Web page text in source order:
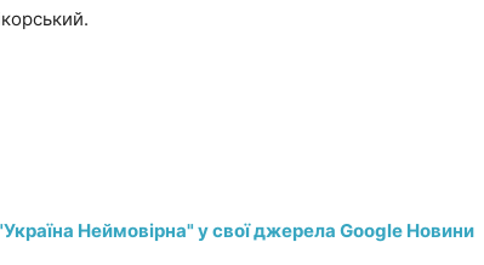
Неймовірна" у свої джерела Google Новини